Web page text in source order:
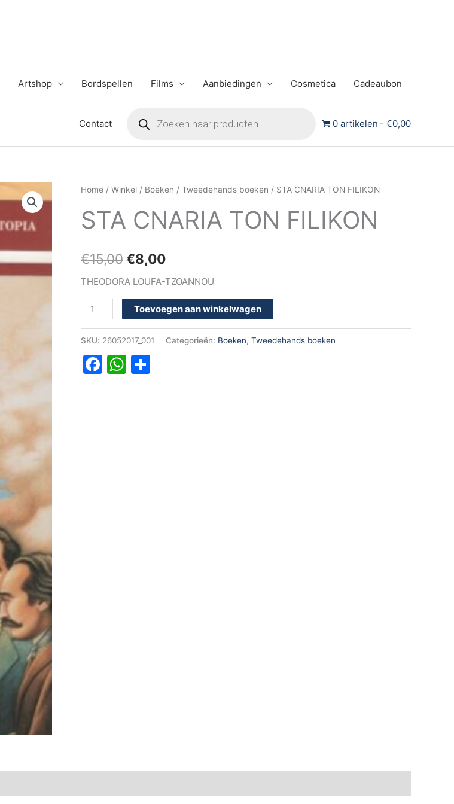
Artshop Bordspellen Films Aanbiedingen Cosmetica Cadeaubon
Contact 0 artikelen €0,00
Home / Winkel / Boeken / Tweedehands boeken / STA CNARIA TON FILIKON
STA CNARIA TON FILIKON
€15,00
Oorspronkelijke
prijs
€15,00.
€8,00
Huidige
prijs
THEODORA LOUFA-TZOANNOU
STA
TON
aantal
Toevoegen aan winkelwagen
SKU: 26052017_001 Categorieën: Boeken, Tweedehands boeken
Facebook
WhatsApp